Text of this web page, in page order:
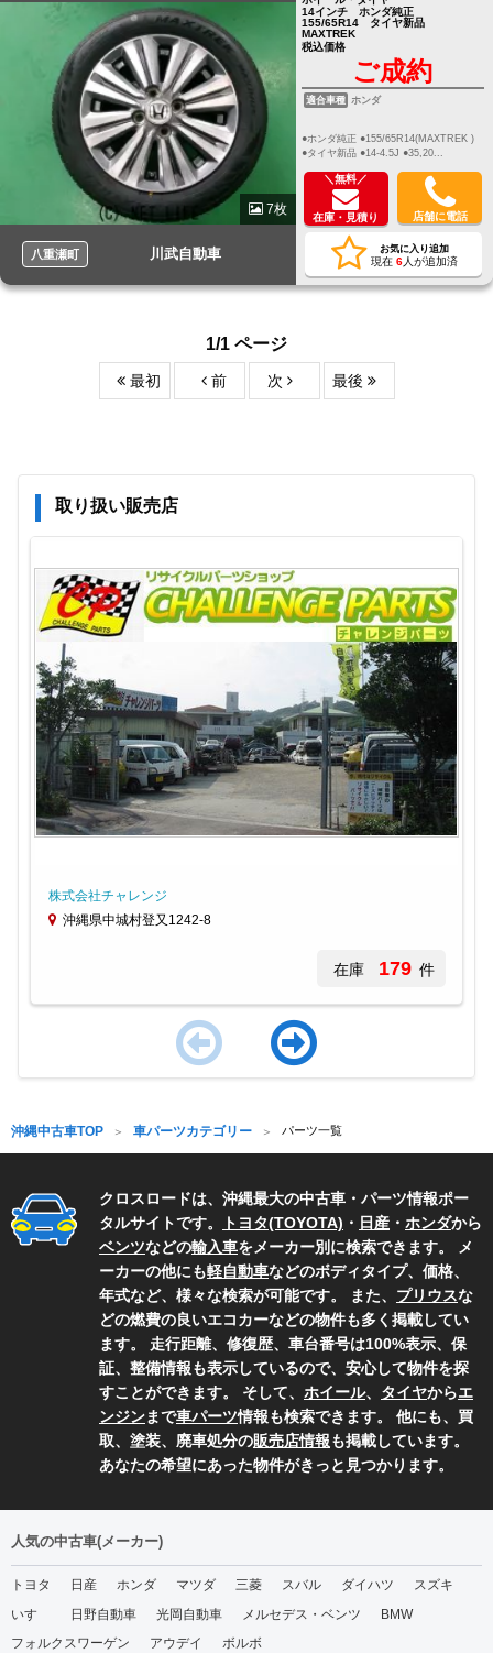
7枚
八重瀬町 川武自動車
14インチ ホンダ純正
155/65R14 タイヤ新品
MAXTREK
税込価格
ご成約
適合車種 ホンダ
●ホンダ純正 ●155/65R14(MAXTREK )
●タイヤ新品 ●14-4.5J ●35,20...
＼無料／
在庫・見積り 店舗に電話
お気に入り追加
現在 6人が追加済
1/1 ページ
最初 前 次 最後
取り扱い販売店
株式会社チャレンジ
沖縄県中城村登又1242-8
在庫 179 件
of
沖縄中古車TOP 車パーツカテゴリー パーツ一覧
クロスロードは、沖縄最大の中古車・パーツ情報ポー
タルサイトです。
トヨタ(TOYOTA) ・ 日産 ・ ホンダから
ベンツなどの輸入車をメーカー別に検索できます。 メ
ーカーの他にも軽自動車などのボディタイプ、価格、
年式など、様々な検索が可能です。 また、 プリウスな
どの燃費の良いエコカーなどの物件も多く掲載してい
ます。 走行距離、修復歴、車台番号は100%表示、保
証、整備情報も表示しているので、安心して物件を探
すことができます。 そして、 ホイール、 タイヤからエ
ンジンまで車パーツ情報も検索できます。 他にも、買
取、塗装、廃車処分の販売店情報も掲載しています。
あなたの希望にあった物件がきっと見つかります。
人気の中古車(メーカー)
トヨタ 日産 ホンダ マツダ 三菱 スバル ダイハツ
スズキ
いすゞ
日野自動車 光岡自動車 メルセデス・ベンツ
BMW
フォルクスワーゲン
アウデイ ボルボ